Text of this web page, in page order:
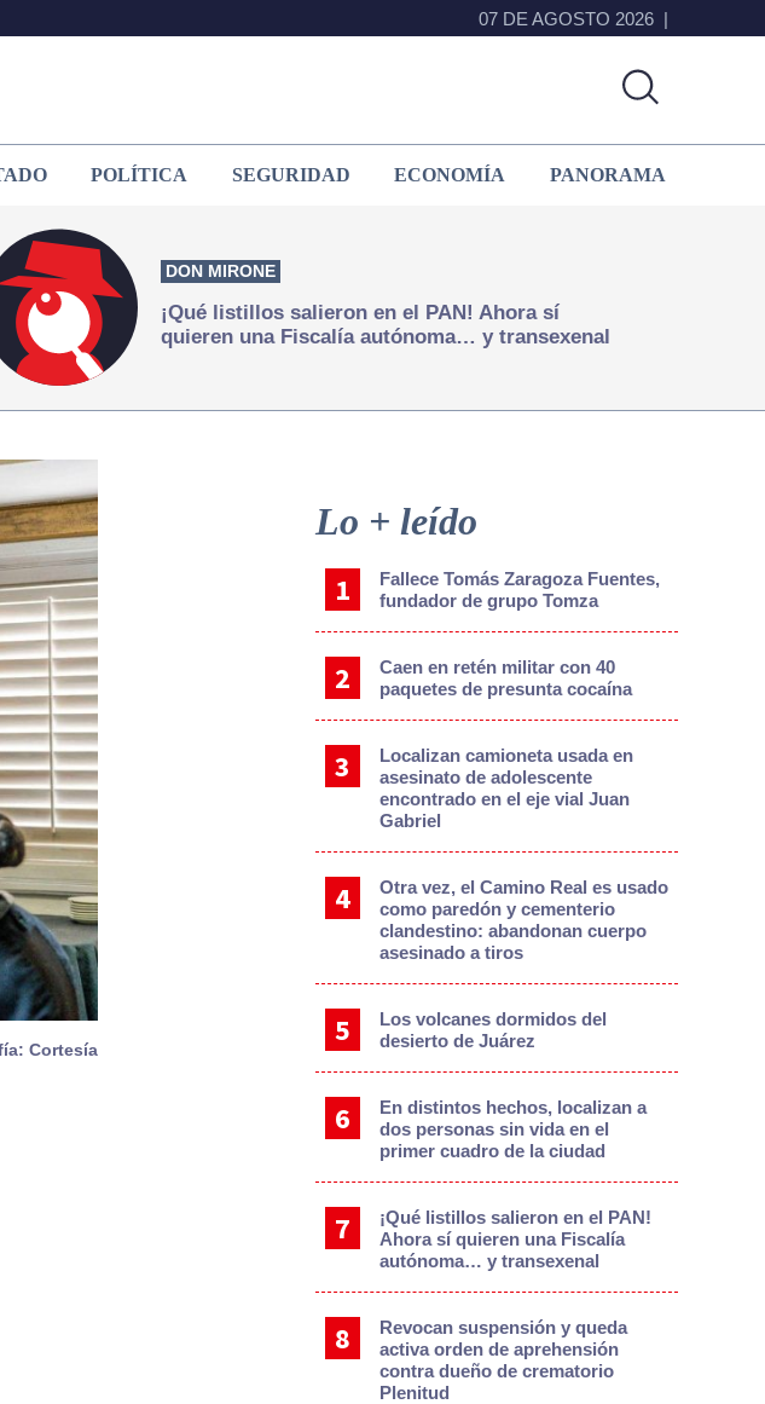
07 DE AGOSTO 2026
POLÍTICA SEGURIDAD ECONOMÍA PANORAMA
DON MIRONE
¡Qué listillos salieron en el PAN! Ahora sí
quieren una Fiscalía autónoma… y transexenal
Cortesía
Sidebar
Lo + leído
Fallece Tomás Zaragoza Fuentes,
fundador de grupo Tomza
Caen en retén militar con 40
paquetes de presunta cocaína
Localizan camioneta usada en
asesinato de adolescente
encontrado en el eje vial Juan
Gabriel
Otra vez, el Camino Real es usado
como paredón y cementerio
clandestino: abandonan cuerpo
asesinado a tiros
Los volcanes dormidos del
desierto de Juárez
En distintos hechos, localizan a
dos personas sin vida en el
primer cuadro de la ciudad
¡Qué listillos salieron en el PAN!
Ahora sí quieren una Fiscalía
autónoma… y transexenal
Revocan suspensión y queda
activa orden de aprehensión
contra dueño de crematorio
Plenitud